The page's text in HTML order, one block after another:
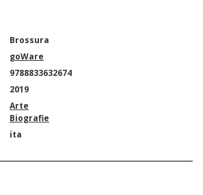
Brossura
goWare
9788833632674
2019
Arte
Biografie
ita